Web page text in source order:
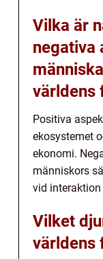
Vilka är
negativa
världens
Positiva
ekosystemet
ekonomi.
människors
vid
Vilket
världens